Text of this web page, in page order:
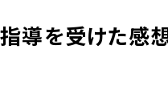
導を受けた感